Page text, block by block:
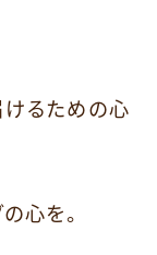
けるための心
心を。